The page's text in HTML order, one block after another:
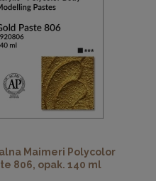
Maimeri Polycolor
806, opak. 140 ml